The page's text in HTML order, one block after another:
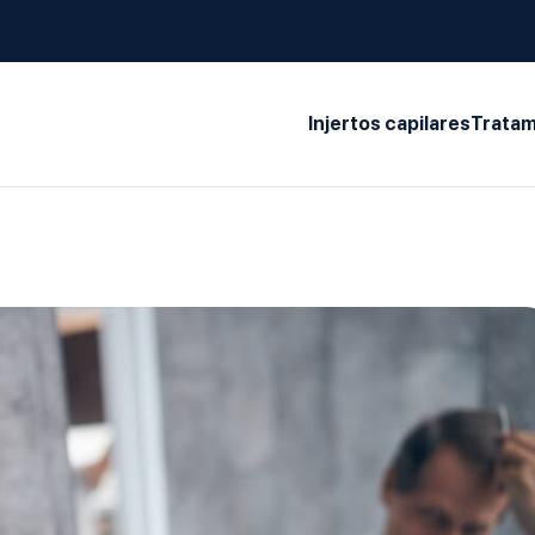
Injertos capilares